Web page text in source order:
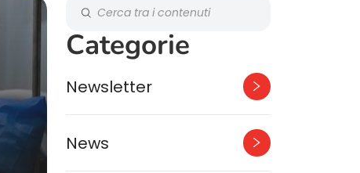
Categorie
Newsletter
News